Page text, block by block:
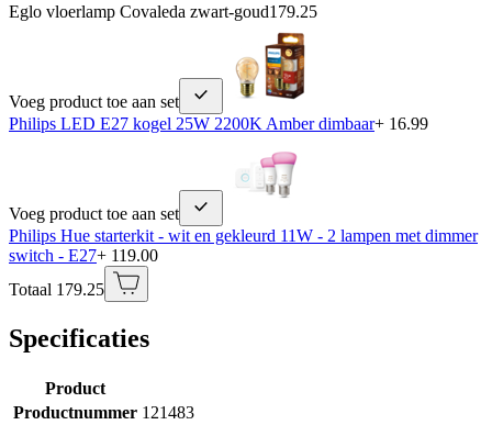
Eglo vloerlamp Covaleda zwart-goud179.25
Voeg product toe aan set
Philips LED E27 kogel 25W 2200K Amber dimbaar+ 16.99
Voeg product toe aan set
Philips Hue starterkit - wit en gekleurd 11W - 2 lampen met dimmer
switch - E27+ 119.00
Totaal 179.25
Specificaties
Product
Productnummer 121483